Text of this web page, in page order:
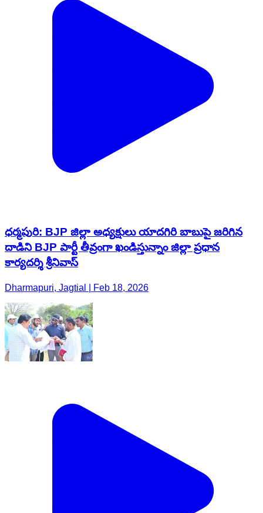
ధర్మపురి: BJP జిల్లా అధ్యక్షులు యాదగిరి బాబుపై జరిగిన
దాడిని BJP పార్టీ తీవ్రంగా ఖండిస్తున్నాం జిల్లా ప్రధాన
కార్యదర్శి శ్రీనివాస్
Dharmapuri, Jagtial | Feb 18, 2026